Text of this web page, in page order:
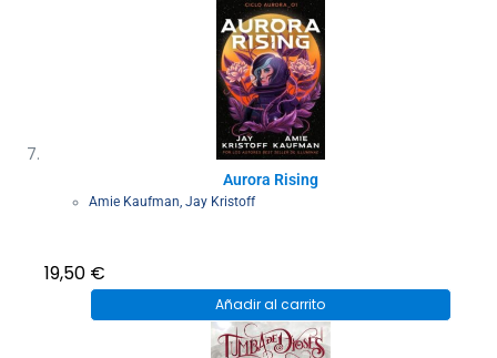
Aurora Rising
Amie Kaufman, Jay Kristoff
19,50 €
Añadir al carrito